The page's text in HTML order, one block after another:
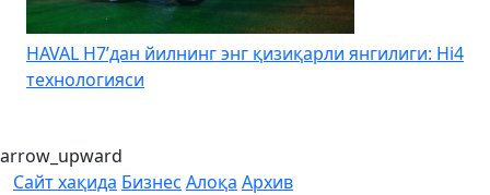
HAVAL H7’дан йилнинг энг қизиқарли янгилиги: Hi4
технологияси
arrow_upward
Сайт хақида Бизнес Алоқа Архив